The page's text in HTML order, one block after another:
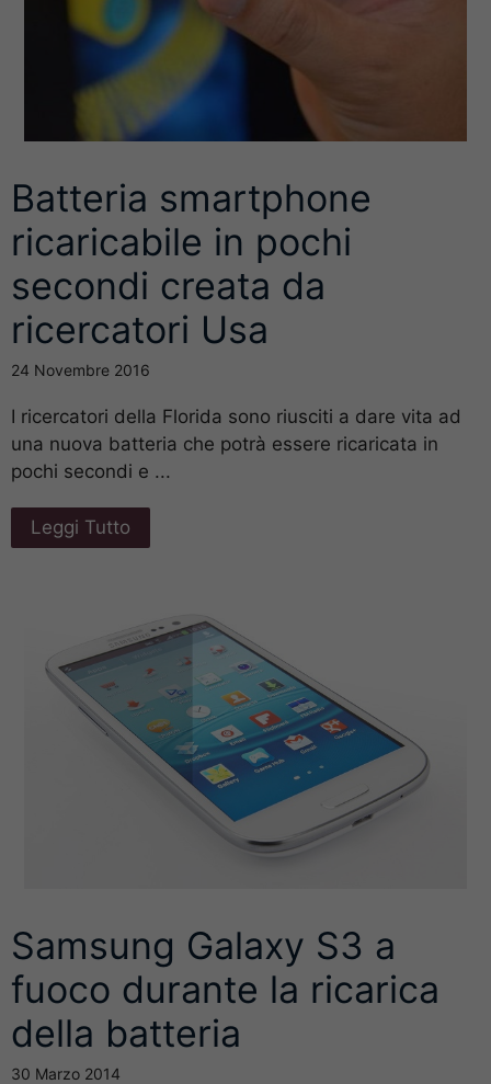
Batteria smartphone
ricaricabile in pochi
secondi creata da
ricercatori Usa
24 Novembre 2016
I ricercatori della Florida sono riusciti a dare vita ad
una nuova batteria che potrà essere ricaricata in
pochi secondi e ...
Leggi Tutto
Samsung Galaxy S3 a
fuoco durante la ricarica
della batteria
30 Marzo 2014